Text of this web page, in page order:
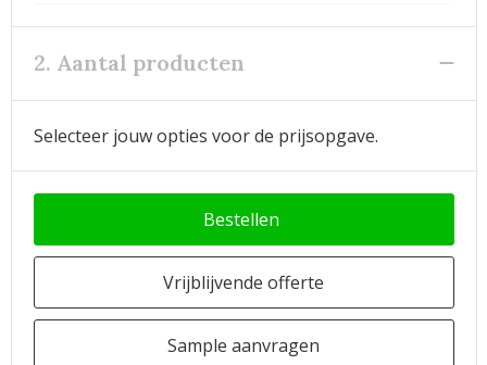
2. Aantal producten
Selecteer jouw opties voor de prijsopgave.
Bestellen
Vrijblijvende offerte
Sample aanvragen